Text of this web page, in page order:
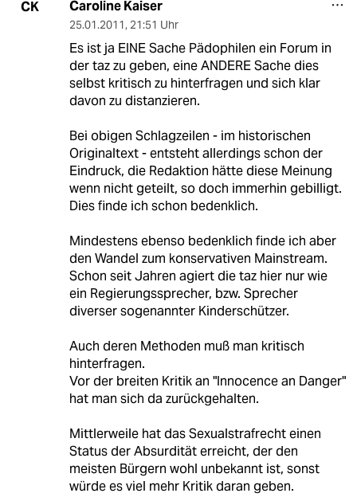
CK Caroline Kaiser
25.01.2011, 21:51 Uhr
Es ist ja EINE Sache Pädophilen ein Forum in
der taz zu geben, eine ANDERE Sache dies
selbst kritisch zu hinterfragen und sich klar
davon zu distanzieren.
Bei obigen Schlagzeilen - im historischen
Originaltext - entsteht allerdings schon der
Eindruck, die Redaktion hätte diese Meinung
wenn nicht geteilt, so doch immerhin gebilligt.
Dies finde ich schon bedenklich.
Mindestens ebenso bedenklich finde ich aber
den Wandel zum konservativen Mainstream.
Schon seit Jahren agiert die taz hier nur wie
ein Regierungssprecher, bzw. Sprecher
diverser sogenannter Kinderschützer.
Auch deren Methoden muß man kritisch
hinterfragen.
Vor der breiten Kritik an "Innocence an Danger"
hat man sich da zurückgehalten.
Mittlerweile hat das Sexualstrafrecht einen
Status der Absurdität erreicht, der den
meisten Bürgern wohl unbekannt ist, sonst
würde es viel mehr Kritik daran geben.